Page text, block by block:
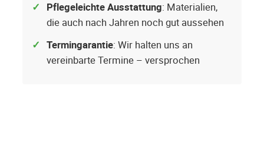
Pflegeleichte Ausstattung: Materialien,
die auch nach Jahren noch gut aussehen
Termingarantie: Wir halten uns an
vereinbarte Termine – versprochen